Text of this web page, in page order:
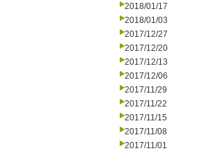
2018/01/17
2018/01/03
2017/12/27
2017/12/20
2017/12/13
2017/12/06
2017/11/29
2017/11/22
2017/11/15
2017/11/08
2017/11/01